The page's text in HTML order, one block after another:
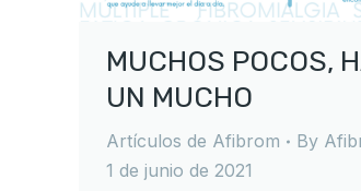
MUCHOS POCOS,
UN MUCHO
Artículos de Afibrom By
1 de junio de 2021